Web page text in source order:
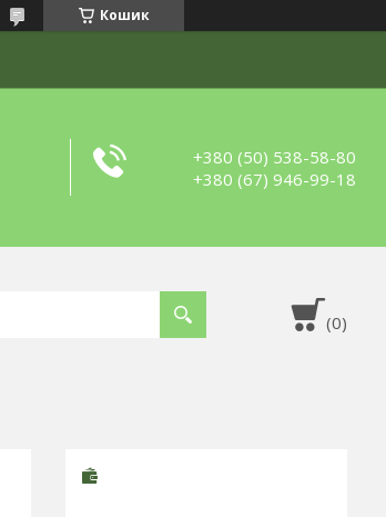
Кошик
+380 (50) 538-58-80
+380 (67) 946-99-18